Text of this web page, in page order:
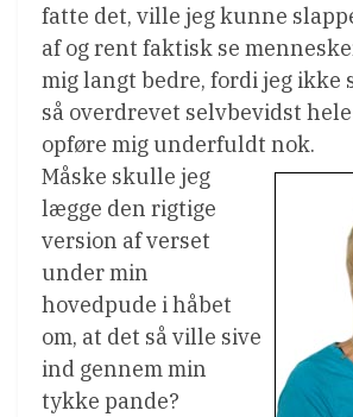
fatte det, ville jeg kunne
af og rent faktisk se
mig langt bedre, fordi jeg
så overdrevet selvbevidst
opføre mig underfuldt nok.
Måske skulle jeg
lægge den rigtige
version af verset
under min
hovedpude i håbet
om, at det så ville sive
ind gennem min
tykke pande?